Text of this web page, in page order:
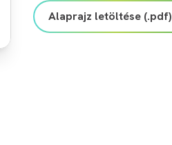
Alaprajz letöltése (.pdf)